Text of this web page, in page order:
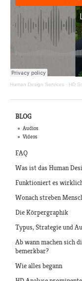
Human Design Services · HD
BLOG
Audios
Videos
FAQ
Was ist das Human
Funktioniert es
Wonach streben
Die Körpergraphik
Typus, Strategie und
Ab wann machen sich
bemerkbar?
Wie alles begann